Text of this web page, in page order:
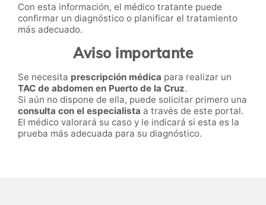
Con esta información, el médico tratante puede
confirmar un diagnóstico o planificar el tratamiento
más adecuado.
Aviso importante
Se necesita prescripción médica para realizar un
TAC de abdomen en Puerto de la Cruz.
Si aún no dispone de ella, puede solicitar primero una
consulta con el especialista a través de este portal.
El médico valorará su caso y le indicará si esta es la
prueba más adecuada para su diagnóstico.